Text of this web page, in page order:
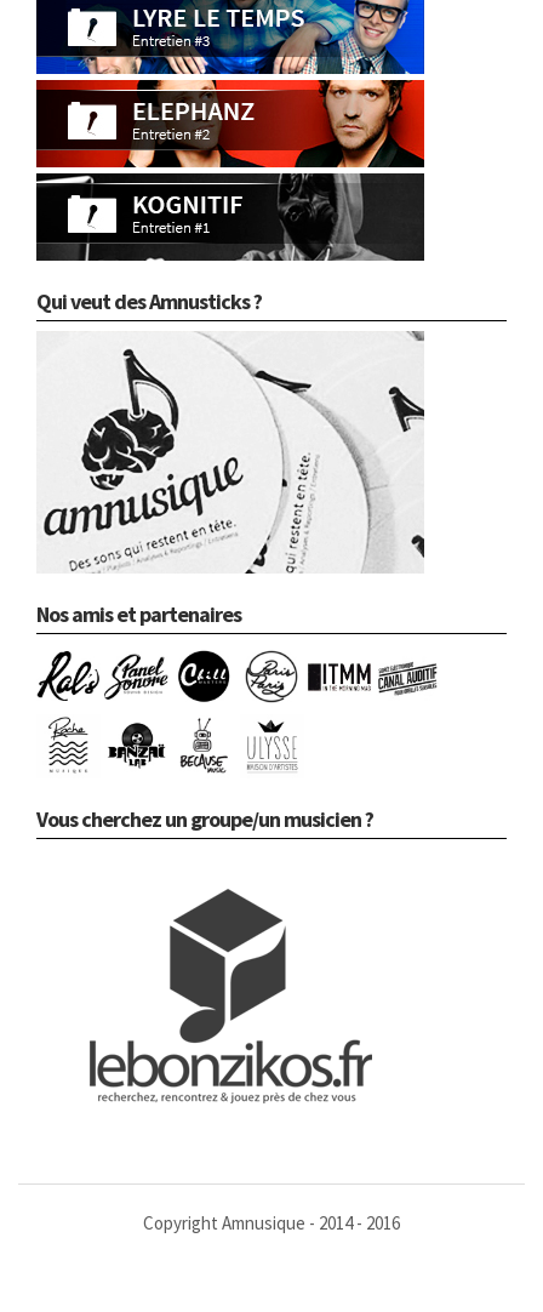
Qui veut des Amnusticks ?
Nos amis et partenaires
Vous cherchez un groupe/un musicien ?
Copyright Amnusique - 2014 - 2016